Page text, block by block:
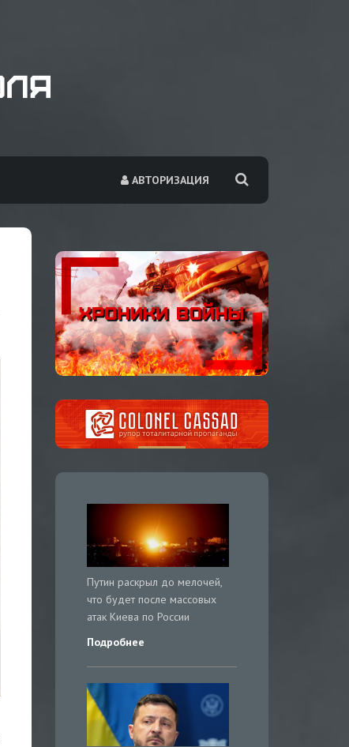
АВТОРИЗАЦИЯ
Путин раскрыл до мелочей,
что будет после массовых
атак Киева по России
Подробнее